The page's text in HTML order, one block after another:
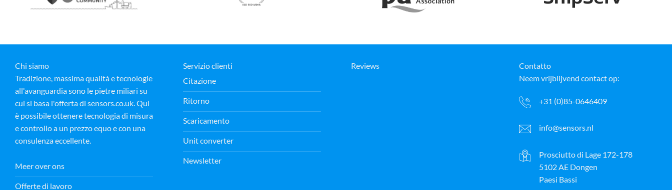
Chi siamo
Tradizione, massima qualità e tecnologie
all'avanguardia sono le pietre miliari su
cui si basa l'offerta di sensors.co.uk. Qui
è possibile ottenere tecnologia di misura
e controllo a un prezzo equo e con una
consulenza eccellente.
Meer over ons
Offerte di lavoro
Servizio clienti
Citazione
Ritorno
Scaricamento
Unit converter
Newsletter
Reviews
Contatto
Neem vrijblijvend contact op:
+31 (0)85-0646409
info@sensors.nl
Prosciutto di Lage 172-178
5102 AE Dongen
Paesi Bassi